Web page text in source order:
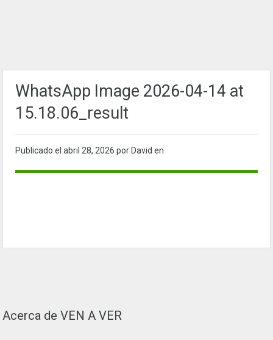
WhatsApp Image 2026-04-14 at
15.18.06_result
Publicado el abril 28, 2026 por David en
Acerca de VEN A VER